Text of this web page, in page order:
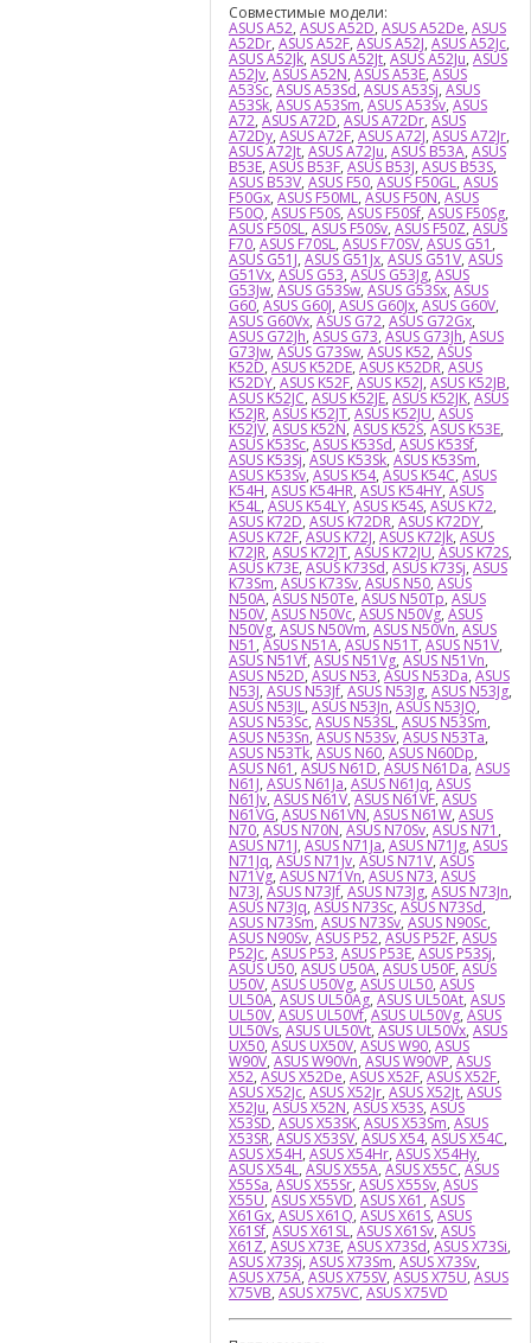
Совместимые модели:
ASUS A52, ASUS A52D, ASUS A52De, ASUS
A52Dr, ASUS A52F, ASUS A52J, ASUS A52Jc,
ASUS A52Jk, ASUS A52Jt, ASUS A52Ju, ASUS
A52Jv, ASUS A52N, ASUS A53E, ASUS
A53Sc, ASUS A53Sd, ASUS A53Sj, ASUS
A53Sk, ASUS A53Sm, ASUS A53Sv, ASUS
A72, ASUS A72D, ASUS A72Dr, ASUS
A72Dy, ASUS A72F, ASUS A72J, ASUS A72Jr,
ASUS A72Jt, ASUS A72Ju, ASUS B53A, ASUS
B53E, ASUS B53F, ASUS B53J, ASUS B53S,
ASUS B53V, ASUS F50, ASUS F50GL, ASUS
F50Gx, ASUS F50ML, ASUS F50N, ASUS
F50Q, ASUS F50S, ASUS F50Sf, ASUS F50Sg,
ASUS F50SL, ASUS F50Sv, ASUS F50Z, ASUS
F70, ASUS F70SL, ASUS F70SV, ASUS G51 ,
ASUS G51J, ASUS G51Jx, ASUS G51V, ASUS
G51Vx, ASUS G53, ASUS G53Jg, ASUS
G53Jw, ASUS G53Sw, ASUS G53Sx, ASUS
G60, ASUS G60J, ASUS G60Jx, ASUS G60V,
ASUS G60Vx, ASUS G72, ASUS G72Gx,
ASUS G72Jh, ASUS G73, ASUS G73Jh, ASUS
G73Jw, ASUS G73Sw, ASUS K52, ASUS
K52D, ASUS K52DE, ASUS K52DR, ASUS
K52DY, ASUS K52F, ASUS K52J, ASUS K52JB,
ASUS K52JC, ASUS K52JE, ASUS K52JK, ASUS
K52JR, ASUS K52JT, ASUS K52JU, ASUS
K52JV, ASUS K52N, ASUS K52S, ASUS K53E,
ASUS K53Sc, ASUS K53Sd, ASUS K53Sf,
ASUS K53Sj, ASUS K53Sk, ASUS K53Sm,
ASUS K53Sv, ASUS K54, ASUS K54C, ASUS
K54H, ASUS K54HR, ASUS K54HY, ASUS
K54L, ASUS K54LY, ASUS K54S, ASUS K72,
ASUS K72D, ASUS K72DR, ASUS K72DY,
ASUS K72F, ASUS K72J, ASUS K72Jk, ASUS
K72JR, ASUS K72JT, ASUS K72JU, ASUS K72S,
ASUS K73E, ASUS K73Sd, ASUS K73Sj, ASUS
K73Sm, ASUS K73Sv, ASUS N50, ASUS
N50A, ASUS N50Te, ASUS N50Tp, ASUS
N50V, ASUS N50Vc, ASUS N50Vg, ASUS
N50Vg, ASUS N50Vm, ASUS N50Vn, ASUS
N51 , ASUS N51A, ASUS N51T, ASUS N51V,
ASUS N51Vf, ASUS N51Vg, ASUS N51Vn,
ASUS N52D, ASUS N53, ASUS N53Da, ASUS
N53J, ASUS N53Jf, ASUS N53Jg, ASUS N53Jg,
ASUS N53JL, ASUS N53Jn, ASUS N53JQ,
ASUS N53Sc, ASUS N53SL, ASUS N53Sm,
ASUS N53Sn, ASUS N53Sv, ASUS N53Ta,
ASUS N53Tk, ASUS N60, ASUS N60Dp,
ASUS N61 , ASUS N61D, ASUS N61Da, ASUS
N61J, ASUS N61Ja, ASUS N61Jq, ASUS
N61Jv, ASUS N61V, ASUS N61VF, ASUS
N61VG, ASUS N61VN, ASUS N61W, ASUS
N70, ASUS N70N, ASUS N70Sv, ASUS N71 ,
ASUS N71J, ASUS N71Ja, ASUS N71Jg, ASUS
N71Jq, ASUS N71Jv, ASUS N71V, ASUS
N71Vg, ASUS N71Vn, ASUS N73, ASUS
N73J,ASUS N73Jf, ASUS N73Jg, ASUS N73Jn,
ASUS N73Jq, ASUS N73Sc, ASUS N73Sd,
ASUS N73Sm, ASUS N73Sv, ASUS N90Sc,
ASUS N90Sv, ASUS P52, ASUS P52F, ASUS
P52Jc, ASUS P53, ASUS P53E, ASUS P53Sj,
ASUS U50, ASUS U50A, ASUS U50F, ASUS
U50V, ASUS U50Vg, ASUS UL50, ASUS
UL50A, ASUS UL50Ag, ASUS UL50At, ASUS
UL50V, ASUS UL50Vf,ASUS UL50Vg, ASUS
UL50Vs, ASUS UL50Vt, ASUS UL50Vx, ASUS
UX50, ASUS UX50V, ASUS W90, ASUS
W90V, ASUS W90Vn, ASUS W90VP, ASUS
X52, ASUS X52De, ASUS X52F, ASUS X52F,
ASUS X52Jc, ASUS X52Jr, ASUS X52Jt, ASUS
X52Ju, ASUS X52N, ASUS X53S, ASUS
X53SD, ASUS X53SK, ASUS X53Sm, ASUS
X53SR, ASUS X53SV, ASUS X54, ASUS X54C,
ASUS X54H, ASUS X54Hr, ASUS X54Hy,
ASUS X54L, ASUS X55A, ASUS X55C, ASUS
X55Sa, ASUS X55Sr, ASUS X55Sv, ASUS
X55U, ASUS X55VD, ASUS X61 , ASUS
X61Gx, ASUS X61Q, ASUS X61S, ASUS
X61Sf, ASUS X61SL, ASUS X61Sv, ASUS
X61Z, ASUS X73E, ASUS X73Sd, ASUS X73Si,
ASUS X73Sj, ASUS X73Sm, ASUS X73Sv,
ASUS X75A, ASUS X75SV, ASUS X75U, ASUS
X75VB, ASUS X75VC, ASUS X75VD